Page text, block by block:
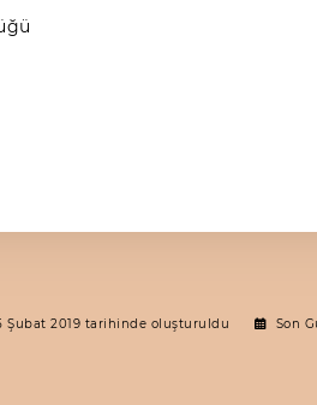
Şubat 2019 tarihinde oluşturuldu Son